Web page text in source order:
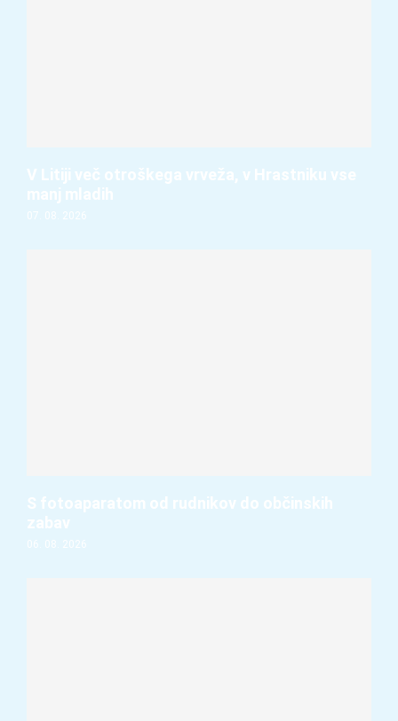
V Litiji več otroškega vrveža, v Hrastniku vse
manj mladih
07. 08. 2026
S fotoaparatom od rudnikov do občinskih
zabav
06. 08. 2026